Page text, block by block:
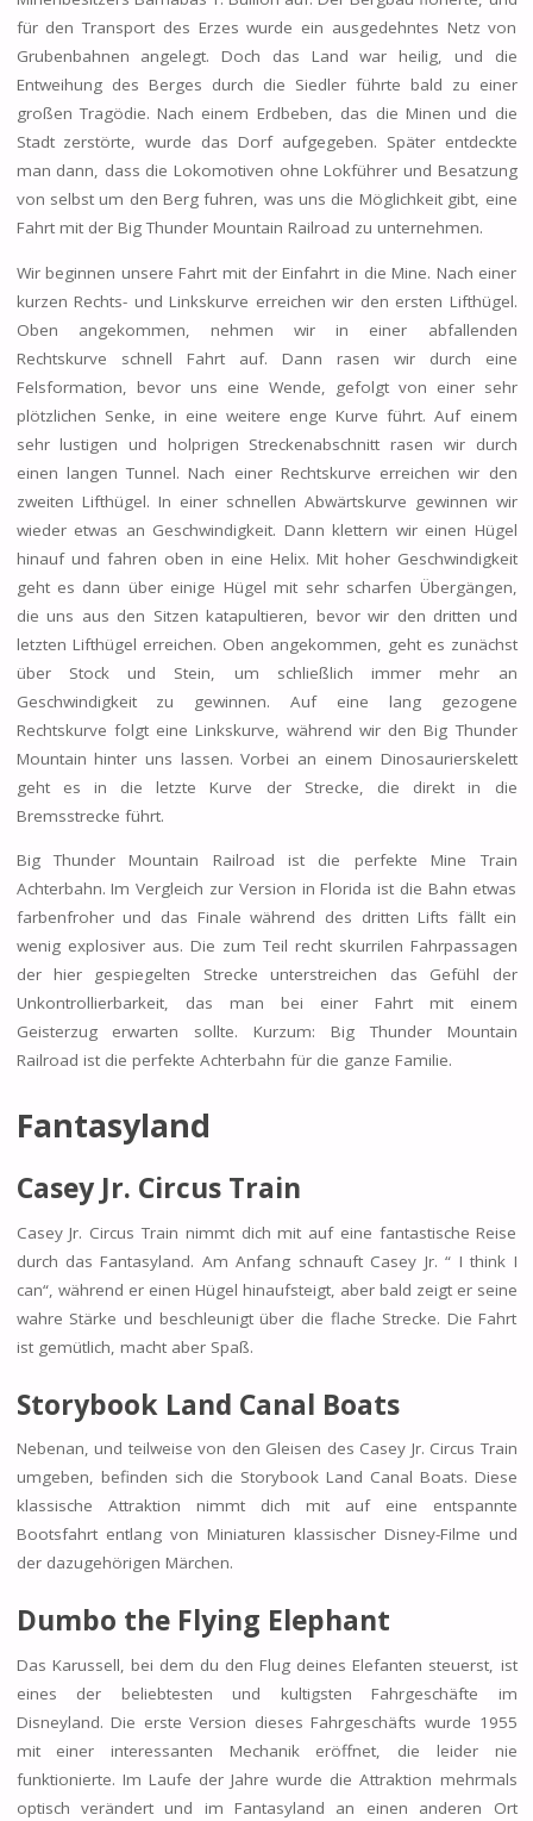
für den Transport des Erzes wurde ein ausgedehntes Netz von
Grubenbahnen angelegt. Doch das Land war heilig, und die
Entweihung des Berges durch die Siedler führte bald zu einer
großen Tragödie. Nach einem Erdbeben, das die Minen und die
Stadt zerstörte, wurde das Dorf aufgegeben. Später entdeckte
man dann, dass die Lokomotiven ohne Lokführer und Besatzung
von selbst um den Berg fuhren, was uns die Möglichkeit gibt, eine
Fahrt mit der Big Thunder Mountain Railroad zu unternehmen.
Wir beginnen unsere Fahrt mit der Einfahrt in die Mine. Nach einer
kurzen Rechts- und Linkskurve erreichen wir den ersten Lifthügel.
Oben angekommen, nehmen wir in einer abfallenden
Rechtskurve schnell Fahrt auf. Dann rasen wir durch eine
Felsformation, bevor uns eine Wende, gefolgt von einer sehr
plötzlichen Senke, in eine weitere enge Kurve führt. Auf einem
sehr lustigen und holprigen Streckenabschnitt rasen wir durch
einen langen Tunnel. Nach einer Rechtskurve erreichen wir den
zweiten Lifthügel. In einer schnellen Abwärtskurve gewinnen wir
wieder etwas an Geschwindigkeit. Dann klettern wir einen Hügel
hinauf und fahren oben in eine Helix. Mit hoher Geschwindigkeit
geht es dann über einige Hügel mit sehr scharfen Übergängen,
die uns aus den Sitzen katapultieren, bevor wir den dritten und
letzten Lifthügel erreichen. Oben angekommen, geht es zunächst
über Stock und Stein, um schließlich immer mehr an
Geschwindigkeit zu gewinnen. Auf eine lang gezogene
Rechtskurve folgt eine Linkskurve, während wir den Big Thunder
Mountain hinter uns lassen. Vorbei an einem Dinosaurierskelett
geht es in die letzte Kurve der Strecke, die direkt in die
Bremsstrecke führt.
Big Thunder Mountain Railroad ist die perfekte Mine Train
Achterbahn. Im Vergleich zur Version in Florida ist die Bahn etwas
farbenfroher und das Finale während des dritten Lifts fällt ein
wenig explosiver aus. Die zum Teil recht skurrilen Fahrpassagen
der hier gespiegelten Strecke unterstreichen das Gefühl der
Unkontrollierbarkeit, das man bei einer Fahrt mit einem
Geisterzug erwarten sollte. Kurzum: Big Thunder Mountain
Railroad ist die perfekte Achterbahn für die ganze Familie.
Fantasyland
Casey Jr. Circus Train
Casey Jr. Circus Train nimmt dich mit auf eine fantastische Reise
durch das Fantasyland. Am Anfang schnauft Casey Jr. “ I think I
can“, während er einen Hügel hinaufsteigt, aber bald zeigt er seine
wahre Stärke und beschleunigt über die flache Strecke. Die Fahrt
ist gemütlich, macht aber Spaß.
Storybook Land Canal Boats
Nebenan, und teilweise von den Gleisen des Casey Jr. Circus Train
umgeben, befinden sich die Storybook Land Canal Boats. Diese
klassische Attraktion nimmt dich mit auf eine entspannte
Bootsfahrt entlang von Miniaturen klassischer Disney-Filme und
der dazugehörigen Märchen.
Dumbo the Flying Elephant
Das Karussell, bei dem du den Flug deines Elefanten steuerst, ist
eines der beliebtesten und kultigsten Fahrgeschäfte im
Disneyland. Die erste Version dieses Fahrgeschäfts wurde 1955
mit einer interessanten Mechanik eröffnet, die leider nie
funktionierte. Im Laufe der Jahre wurde die Attraktion mehrmals
optisch verändert und im Fantasyland an einen anderen Ort